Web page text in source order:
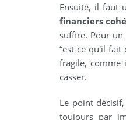
Ensuite, il faut
financiers
suffire. Pour un
“est-ce qu'il fait
fragile, comme
casser.
Le point
toujours par